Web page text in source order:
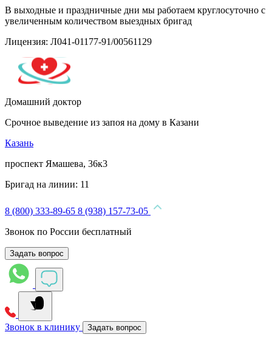
В выходные и праздничные дни мы работаем круглосуточно с
увеличенным количеством выездных бригад
Лицензия: Л041-01177-91/00561129
Домашний доктор
Срочное выведение из запоя на дому в Казани
Казань
проспект Ямашева, 36к3
Бригад на линии: 11
8 (800) 333-89-65 8 (938) 157-73-05
Звонок по России бесплатный
Задать вопрос
Звонок в клинику Задать вопрос